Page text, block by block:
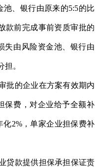
、银行由原来的5:5的比
款前完成事前资质审批的
失由风险资金池、银行由
。
批的企业在方案有效期内
保费，对企业给予全额补
2%，单家企业担保费补
贷款提供担保承担保证责